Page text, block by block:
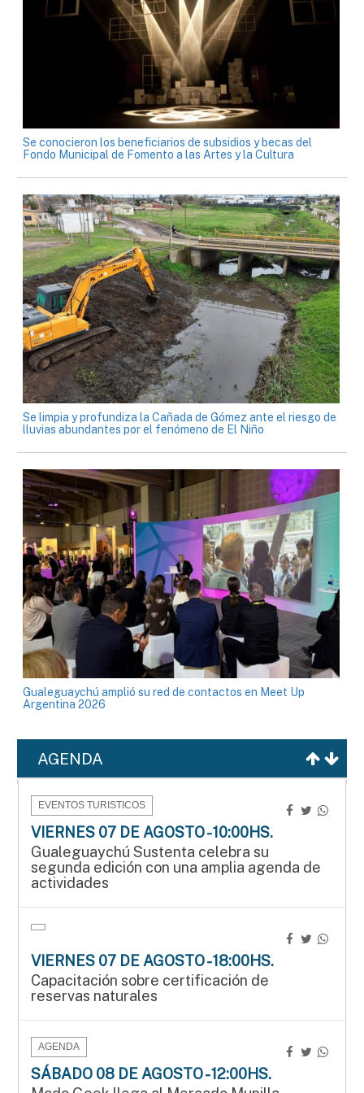
Se conocieron los beneficiarios de subsidios y becas del
Fondo Municipal de Fomento a las Artes y la Cultura
Se limpia y profundiza la Cañada de Gómez ante el riesgo de
lluvias abundantes por el fenómeno de El Niño
Gualeguaychú amplió su red de contactos en Meet Up
Argentina 2026
AGENDA
EVENTOS TURISTICOS
VIERNES 07 DE AGOSTO - 10:00HS.
Gualeguaychú Sustenta celebra su
segunda edición con una amplia agenda de
actividades
VIERNES 07 DE AGOSTO - 18:00HS.
Capacitación sobre certificación de
reservas naturales
AGENDA
SÁBADO 08 DE AGOSTO - 12:00HS.